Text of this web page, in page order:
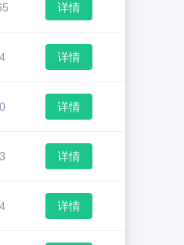
详情
详情
详情
详情
详情